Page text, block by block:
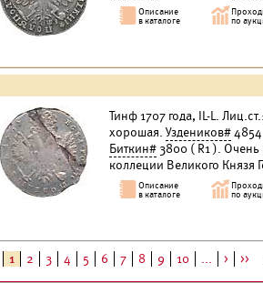
Тинф 1707 года, IL-L.
хорошая. Уздеников#
Биткин#3800 ( R1 ).
коллеции Великого Князя
1 2 3 4 5 6 7 8 9 10 ... > >>